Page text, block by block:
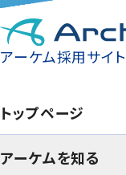
アーケム採用サイト
トップページ
アーケムを知る